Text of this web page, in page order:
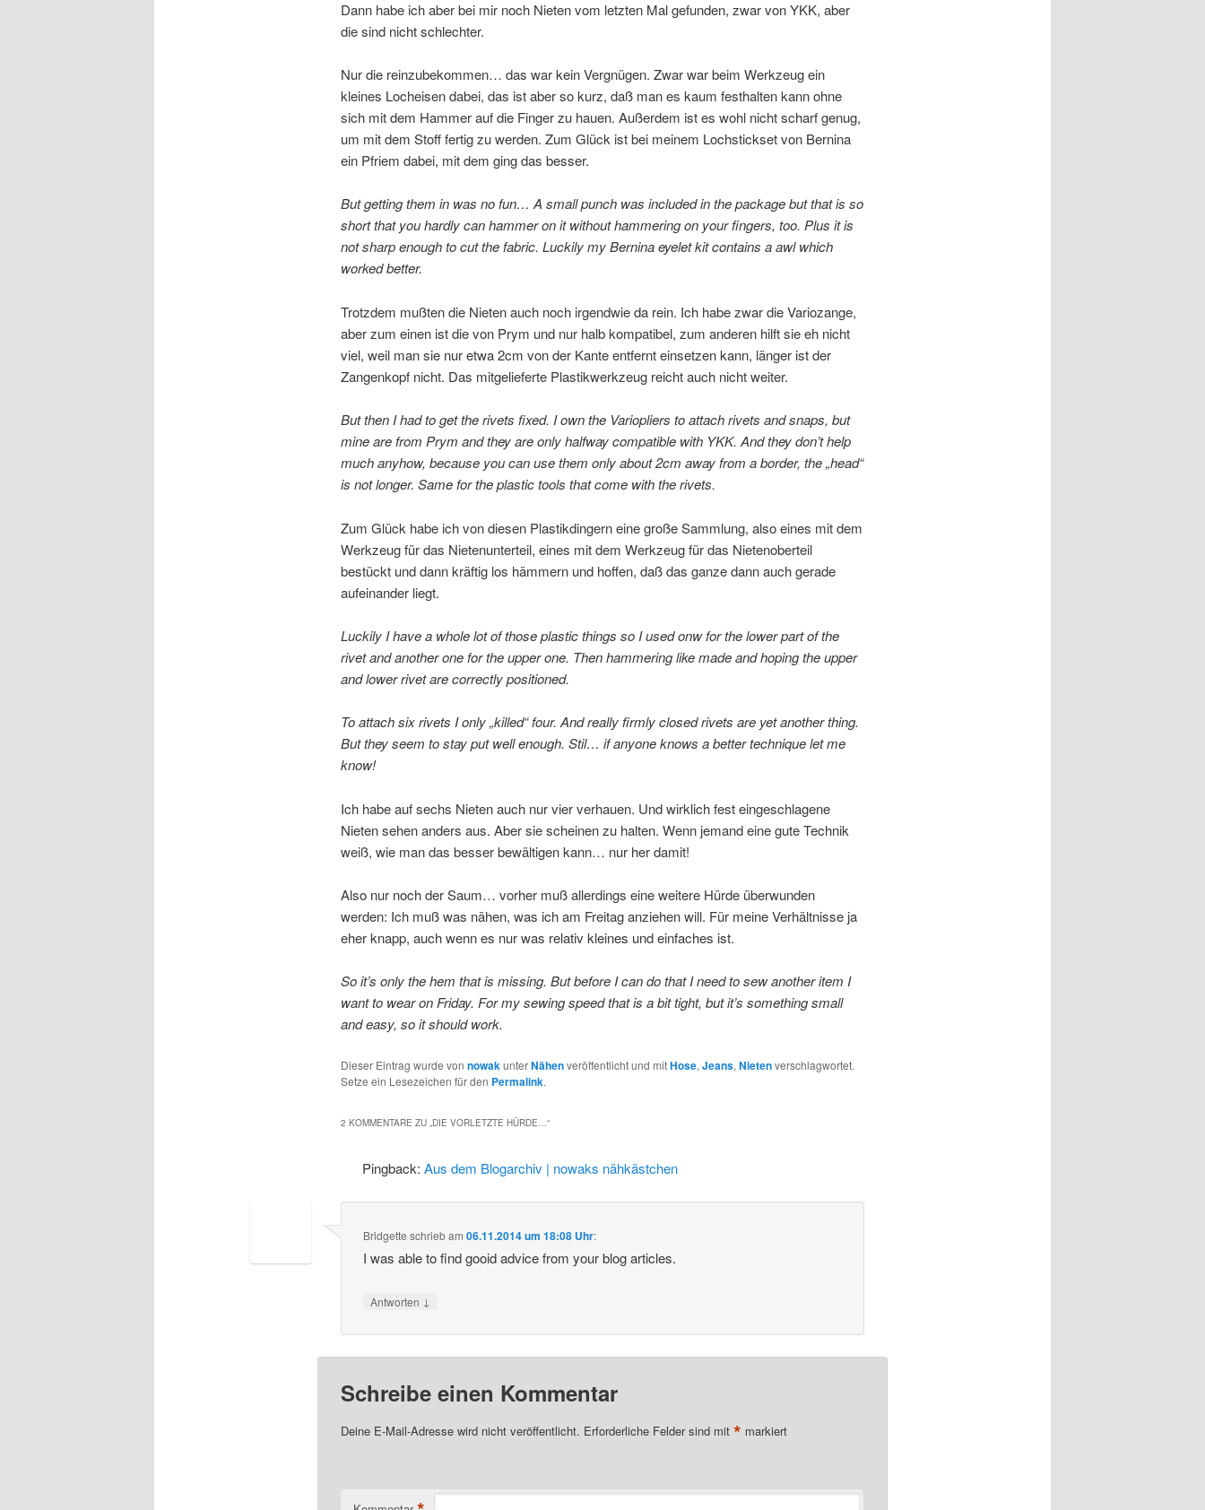
Dann habe ich aber bei mir noch Nieten vom letzten Mal gefunden, zwar von YKK, aber
die sind nicht schlechter.
Nur die reinzubekommen… das war kein Vergnügen. Zwar war beim Werkzeug ein
kleines Locheisen dabei, das ist aber so kurz, daß man es kaum festhalten kann ohne
sich mit dem Hammer auf die Finger zu hauen. Außerdem ist es wohl nicht scharf genug,
um mit dem Stoff fertig zu werden. Zum Glück ist bei meinem Lochstickset von Bernina
ein Pfriem dabei, mit dem ging das besser.
But getting them in was no fun… A small punch was included in the package but that is so
short that you hardly can hammer on it without hammering on your fingers, too. Plus it is
not sharp enough to cut the fabric. Luckily my Bernina eyelet kit contains a awl which
worked better.
Trotzdem mußten die Nieten auch noch irgendwie da rein. Ich habe zwar die Variozange,
aber zum einen ist die von Prym und nur halb kompatibel, zum anderen hilft sie eh nicht
viel, weil man sie nur etwa 2cm von der Kante entfernt einsetzen kann, länger ist der
Zangenkopf nicht. Das mitgelieferte Plastikwerkzeug reicht auch nicht weiter.
But then I had to get the rivets fixed. I own the Variopliers to attach rivets and snaps, but
mine are from Prym and they are only halfway compatible with YKK. And they don’t help
much anyhow, because you can use them only about 2cm away from a border, the „head“
is not longer. Same for the plastic tools that come with the rivets.
Zum Glück habe ich von diesen Plastikdingern eine große Sammlung, also eines mit dem
Werkzeug für das Nietenunterteil, eines mit dem Werkzeug für das Nietenoberteil
bestückt und dann kräftig los hämmern und hoffen, daß das ganze dann auch gerade
aufeinander liegt.
Luckily I have a whole lot of those plastic things so I used onw for the lower part of the
rivet and another one for the upper one. Then hammering like made and hoping the upper
and lower rivet are correctly positioned.
To attach six rivets I only „killed“ four. And really firmly closed rivets are yet another thing.
But they seem to stay put well enough. Stil… if anyone knows a better technique let me
know!
Ich habe auf sechs Nieten auch nur vier verhauen. Und wirklich fest eingeschlagene
Nieten sehen anders aus. Aber sie scheinen zu halten. Wenn jemand eine gute Technik
weiß, wie man das besser bewältigen kann… nur her damit!
Also nur noch der Saum… vorher muß allerdings eine weitere Hürde überwunden
werden: Ich muß was nähen, was ich am Freitag anziehen will. Für meine Verhältnisse ja
eher knapp, auch wenn es nur was relativ kleines und einfaches ist.
So it’s only the hem that is missing. But before I can do that I need to sew another item I
want to wear on Friday. For my sewing speed that is a bit tight, but it’s something small
and easy, so it should work.
Dieser Eintrag wurde von nowakunterNähenveröffentlicht und mitHose, Jeans, Nietenverschlagwortet.
Setze ein Lesezeichen für den Permalink.
2 KOMMENTARE ZU „DIE VORLETZTE HÜRDE…“
Pingback:Aus dem Blogarchiv | nowaks nähkästchen
Bridgette schriebam06.11.2014 um 18:08 Uhr:
I was able to find gooid advice from your blog articles.
Antworten ↓
Schreibe einen Kommentar
Deine E-Mail-Adresse wird nicht veröffentlicht. Erforderliche Felder sind mit * markiert